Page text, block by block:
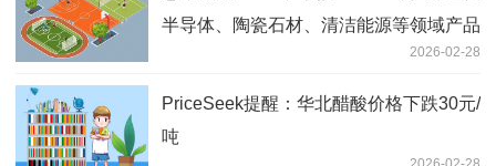
半导体、陶瓷石材、清洁能源等领域产品
2026-02-28
PriceSeek提醒：华北醋酸价格下跌30元/
吨